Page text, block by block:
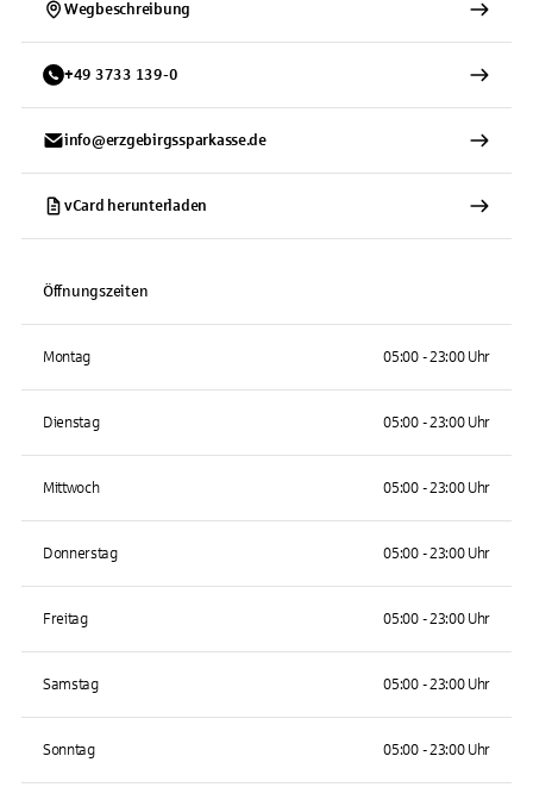
Wegbeschreibung
+49 3733 139-0
info@erzgebirgssparkasse.de
vCard herunterladen
Öffnungszeiten
Montag 05:00 - 23:00 Uhr
Dienstag 05:00 - 23:00 Uhr
Mittwoch 05:00 - 23:00 Uhr
Donnerstag 05:00 - 23:00 Uhr
Freitag 05:00 - 23:00 Uhr
Samstag 05:00 - 23:00 Uhr
Sonntag 05:00 - 23:00 Uhr